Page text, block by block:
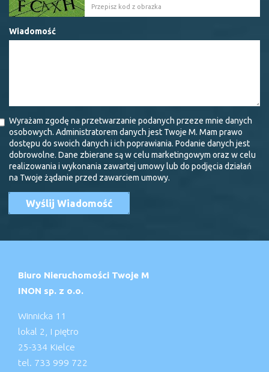
Wiadomość
Wyrażam zgodę na przetwarzanie podanych przeze mnie danych
osobowych. Administratorem danych jest Twoje M. Mam prawo
dostępu do swoich danych i ich poprawiania. Podanie danych jest
dobrowolne. Dane zbierane są w celu marketingowym oraz w celu
realizowania i wykonania zawartej umowy lub do podjęcia działań
na Twoje żądanie przed zawarciem umowy.
Biuro Nieruchomości Twoje M
INON sp. z o.o.
Winnicka 11
lokal 2, I piętro
25-334 Kielce
tel. 733 999 722